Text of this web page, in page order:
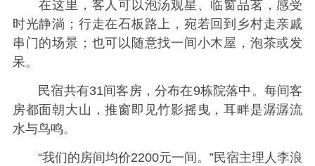
在这里，客人可以泡汤观星、临窗品茗，感受
时光静淌；行走在石板路上，宛若回到乡村走亲戚
串门的场景；也可以随意找一间小木屋，泡茶或发
呆。
民宿共有31间客房，分布在9栋院落中。每间客
房都面朝大山，推窗即见竹影摇曳，耳畔是潺潺流
水与鸟鸣。
“我们的房间均价2200元一间。”民宿主理人李浪